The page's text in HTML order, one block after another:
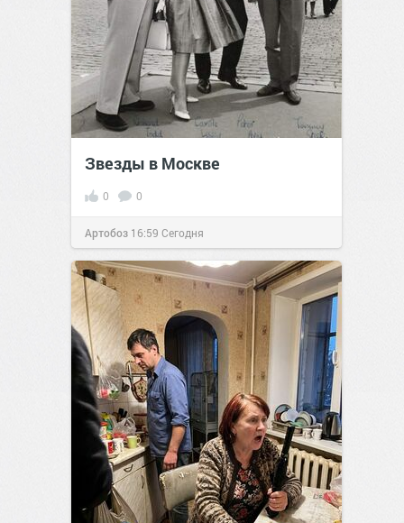
Звезды в Москве
0 0
Артобоз 16:59 Сегодня